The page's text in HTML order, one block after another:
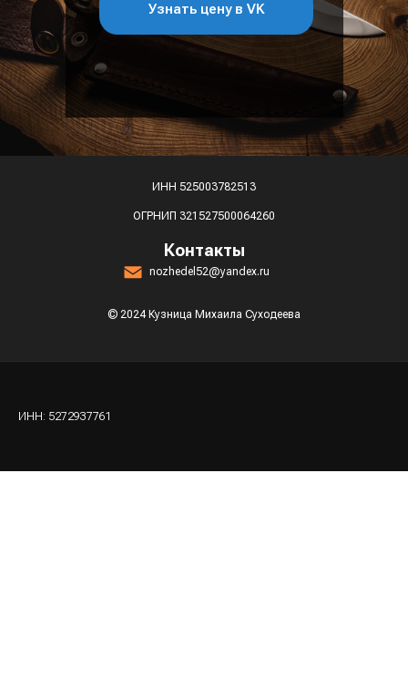
Узнать цену в VK
ИНН 525003782513
ОГРНИП 321527500064260
Контакты
nozhedel52@yandex.ru
© 2024 Кузница Михаила Суходеева
ИНН: 5272937761